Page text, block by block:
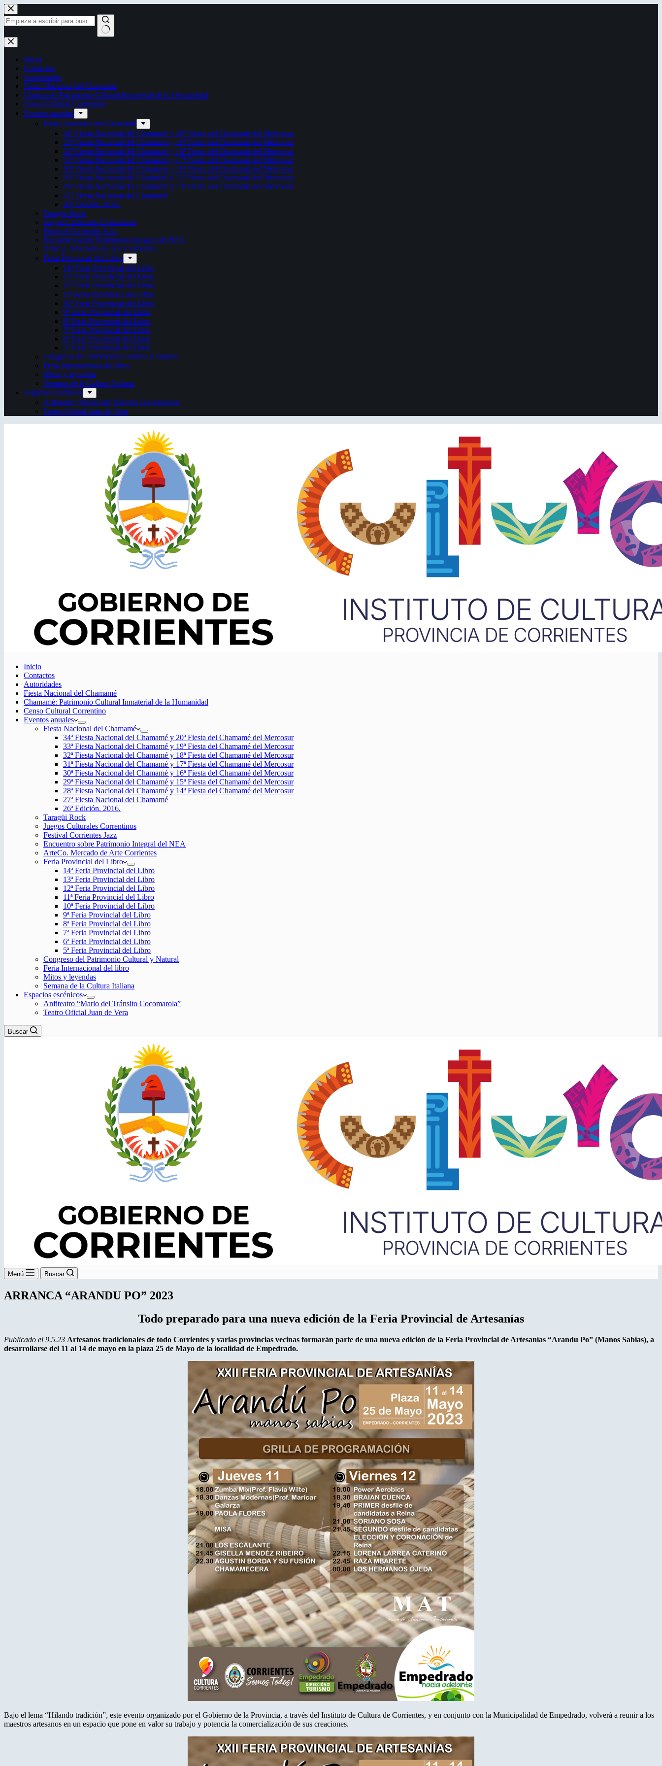
Saltar
al
contenido
Sin
resultados
Inicio
Contactos
Autoridades
Fiesta Nacional del Chamamé
Chamamé: Patrimonio Cultural Inmaterial de la Humanidad
Censo Cultural Correntino
Eventos anuales
Fiesta Nacional del Chamamé
34ª Fiesta Nacional del Chamamé y 20ª Fiesta del Chamamé del Mercosur
33ª Fiesta Nacional del Chamamé y 19ª Fiesta del Chamamé del Mercosur
32ª Fiesta Nacional del Chamamé y 18ª Fiesta del Chamamé del Mercosur
31ª Fiesta Nacional del Chamamé y 17ª Fiesta del Chamamé del Mercosur
30ª Fiesta Nacional del Chamamé y 16ª Fiesta del Chamamé del Mercosur
29ª Fiesta Nacional del Chamamé y 15ª Fiesta del Chamamé del Mercosur
28ª Fiesta Nacional del Chamamé y 14ª Fiesta del Chamamé del Mercosur
27ª Fiesta Nacional del Chamamé
26ª Edición. 2016.
Taragüi Rock
Juegos Culturales Correntinos
Festival Corrientes Jazz
Encuentro sobre Patrimonio Integral del NEA
ArteCo. Mercado de Arte Corrientes
Feria Provincial del Libro
14ª Feria Provincial del Libro
13ª Feria Provincial del Libro
12ª Feria Provincial del Libro
11ª Feria Provincial del Libro
10ª Feria Provincial del Libro
9ª Feria Provincial del Libro
8ª Feria Provincial del Libro
7ª Feria Provincial del Libro
6ª Feria Provincial del Libro
5ª Feria Provincial del Libro
Congreso del Patrimonio Cultural y Natural
Feria Internacional del libro
Mitos y leyendas
Semana de la Cultura Italiana
Espacios escénicos
Anfiteatro “Mario del Tránsito Cocomarola”
Teatro Oficial Juan de Vera
Inicio
Contactos
Autoridades
Fiesta Nacional del Chamamé
Chamamé: Patrimonio Cultural Inmaterial de la Humanidad
Censo Cultural Correntino
Eventos anuales
Fiesta Nacional del Chamamé
34ª Fiesta Nacional del Chamamé y 20ª Fiesta del Chamamé del Mercosur
33ª Fiesta Nacional del Chamamé y 19ª Fiesta del Chamamé del Mercosur
32ª Fiesta Nacional del Chamamé y 18ª Fiesta del Chamamé del Mercosur
31ª Fiesta Nacional del Chamamé y 17ª Fiesta del Chamamé del Mercosur
30ª Fiesta Nacional del Chamamé y 16ª Fiesta del Chamamé del Mercosur
29ª Fiesta Nacional del Chamamé y 15ª Fiesta del Chamamé del Mercosur
28ª Fiesta Nacional del Chamamé y 14ª Fiesta del Chamamé del Mercosur
27ª Fiesta Nacional del Chamamé
26ª Edición. 2016.
Taragüi Rock
Juegos Culturales Correntinos
Festival Corrientes Jazz
Encuentro sobre Patrimonio Integral del NEA
ArteCo. Mercado de Arte Corrientes
Feria Provincial del Libro
14ª Feria Provincial del Libro
13ª Feria Provincial del Libro
12ª Feria Provincial del Libro
11ª Feria Provincial del Libro
10ª Feria Provincial del Libro
9ª Feria Provincial del Libro
8ª Feria Provincial del Libro
7ª Feria Provincial del Libro
6ª Feria Provincial del Libro
5ª Feria Provincial del Libro
Congreso del Patrimonio Cultural y Natural
Feria Internacional del libro
Mitos y leyendas
Semana de la Cultura Italiana
Espacios escénicos
Anfiteatro “Mario del Tránsito Cocomarola”
Teatro Oficial Juan de Vera
Buscar
Menú Buscar
ARRANCA “ARANDU PO” 2023
Todo preparado para una nueva edición de la Feria Provincial de Artesanías
Publicado el 9.5.23 Artesanos tradicionales de todo Corrientes y varias provincias vecinas formarán parte de una nueva edición de la Feria Provincial de Artesanías “Arandu Po” (Manos Sabias), a
desarrollarse del 11 al 14 de mayo en la plaza 25 de Mayo de la localidad de Empedrado.
Bajo el lema “Hilando tradición”, este evento organizado por el Gobierno de la Provincia, a través del Instituto de Cultura de Corrientes, y en conjunto con la Municipalidad de Empedrado, volverá a reunir a los
maestros artesanos en un espacio que pone en valor su trabajo y potencia la comercialización de sus creaciones.